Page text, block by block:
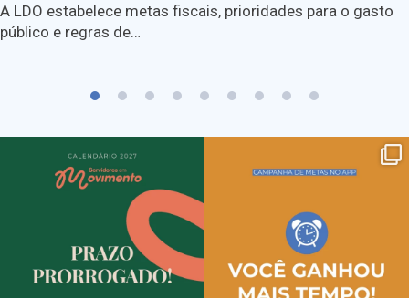
A LDO estabelece metas fiscais, prioridades para o gasto
público e regras de…